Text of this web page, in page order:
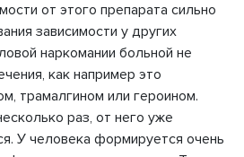
от этого препарата сильно
зависимости у других
наркомании больной не
как например это
трамалгином или героином.
раз, от него уже
У человека формируется очень